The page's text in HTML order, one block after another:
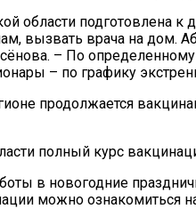
области подготовлена
вызвать врача на дом.
– По
– по графику
продолжается
полный курс
в новогодние
можно ознакомиться